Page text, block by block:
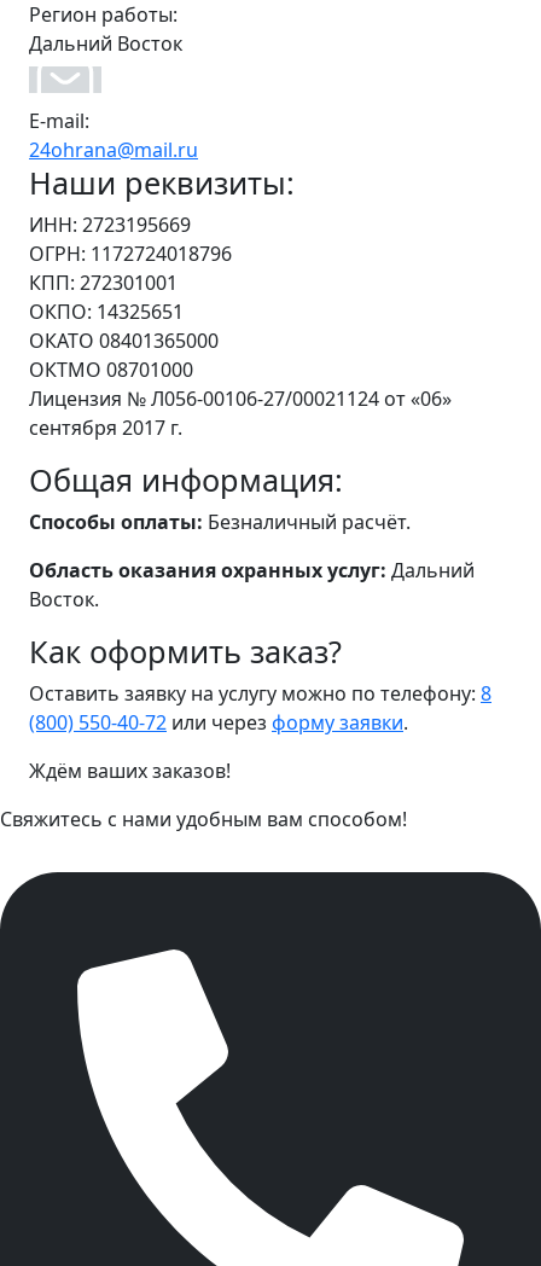
Регион работы:
Дальний Восток
E-mail:
24ohrana@mail.ru
Наши реквизиты:
ИНН: 2723195669
ОГРН: 1172724018796
КПП: 272301001
ОКПО: 14325651
ОКАТО 08401365000
ОКТМО 08701000
Лицензия № Л056-00106-27/00021124 от «06»
сентября 2017 г.
Общая информация:
Способы оплаты: Безналичный расчёт.
Область оказания охранных услуг: Дальний
Восток.
Как оформить заказ?
Оставить заявку на услугу можно по телефону: 8
(800) 550-40-72 или через форму заявки.
Ждём ваших заказов!
Свяжитесь с нами удобным вам способом!